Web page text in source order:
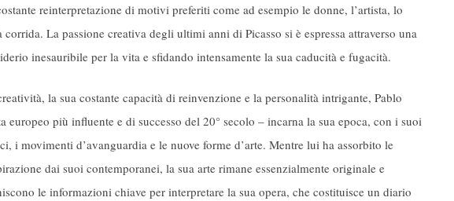
reinterpretazione di motivi preferiti come ad esempio le donne, l’artista, lo
La passione creativa degli ultimi anni di Picasso si è espressa attraverso una
inesauribile per la vita e sfidando intensamente la sua caducità e fugacità.
la sua costante capacità di reinvenzione e la personalità intrigante, Pablo
europeo più influente e di successo del 20° secolo – incarna la sua epoca, con i suoi
i movimenti d’avanguardia e le nuove forme d’arte. Mentre lui ha assorbito le
dai suoi contemporanei, la sua arte rimane essenzialmente originale e
le informazioni chiave per interpretare la sua opera, che costituisce un diario